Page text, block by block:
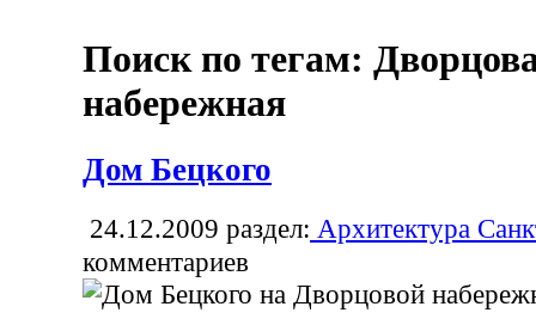
Поиск по тегам:
набережная
Дом Бецкого
24.12.2009 раздел: Архитектура
комментариев